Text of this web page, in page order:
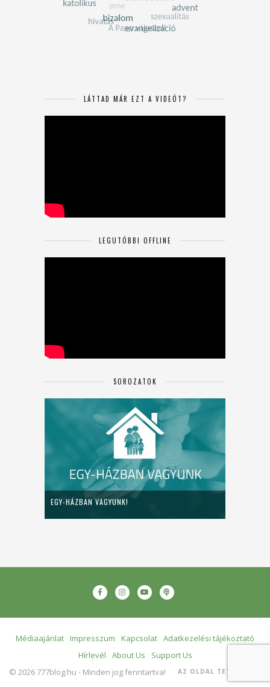
LÁTTAD MÁR EZT A VIDEÓT?
LEGUTÓBBI OFFLINE
SOROZATOK
EGY-HÁZBAN VAGYUNK!
Médiaajánlat Impresszum Kapcsolat Adatkezelési tájékoztató
Hírlevél
About Us
Support Us
© 2026 777blog.hu - Minden jog fenntartva!
AZ OLDAL TETEJÉRE